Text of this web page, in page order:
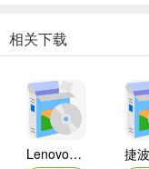
相关下载
Lenovo联想 Ideapad Z465/Z565系列笔记本 声卡驱动